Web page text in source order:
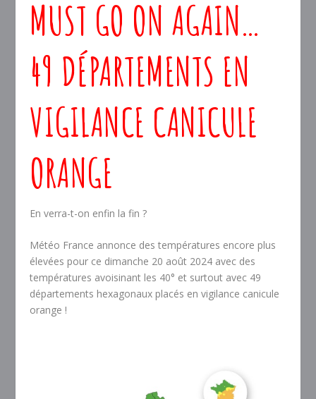
MUST GO ON AGAIN…
49 DÉPARTEMENTS EN
VIGILANCE CANICULE
ORANGE
En verra-t-on enfin la fin ?
Météo France annonce des températures encore plus
élevées pour ce dimanche 20 août 2024 avec des
températures avoisinant les 40° et surtout avec 49
départements hexagonaux placés en vigilance canicule
orange !